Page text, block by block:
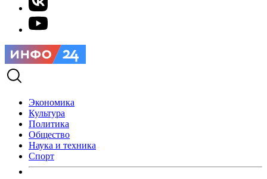
Экономика
Культура
Политика
Общество
Наука и техника
Спорт